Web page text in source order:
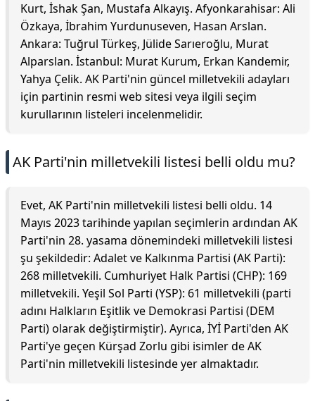
Kurt, İshak Şan, Mustafa Alkayış. Afyonkarahisar: Ali
Özkaya, İbrahim Yurdunuseven, Hasan Arslan.
Ankara: Tuğrul Türkeş, Jülide Sarıeroğlu, Murat
Alparslan. İstanbul: Murat Kurum, Erkan Kandemir,
Yahya Çelik. AK Parti'nin güncel milletvekili adayları
için partinin resmi web sitesi veya ilgili seçim
kurullarının listeleri incelenmelidir.
AK Parti'nin milletvekili listesi belli oldu mu?
Evet, AK Parti'nin milletvekili listesi belli oldu. 14
Mayıs 2023 tarihinde yapılan seçimlerin ardından AK
Parti'nin 28. yasama dönemindeki milletvekili listesi
şu şekildedir: Adalet ve Kalkınma Partisi (AK Parti):
268 milletvekili. Cumhuriyet Halk Partisi (CHP): 169
milletvekili. Yeşil Sol Parti (YSP): 61 milletvekili (parti
adını Halkların Eşitlik ve Demokrasi Partisi (DEM
Parti) olarak değiştirmiştir). Ayrıca, İYİ Parti'den AK
Parti'ye geçen Kürşad Zorlu gibi isimler de AK
Parti'nin milletvekili listesinde yer almaktadır.